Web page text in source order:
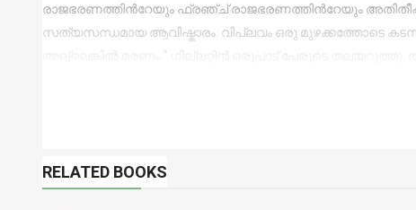
രാജഭരണത്തിന്‍റേയും ഫ്രഞ്ച് രാജഭരണത്തിന്‍റേയും
സത്യസന്ധമായ ആവിഷ്കാരം. വിപ്ലവം ഒരു മുഴക്കത്തോടെ
അല്ലെങ്കില്‍ മരണം." ഗില്ലറ്റിന്‍ ഒരുപാട് പേരുടെ
RELATED BOOKS